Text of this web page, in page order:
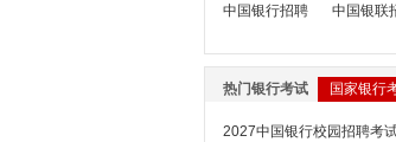
中国银行招聘 中国银联
热门银行考试 国家银行
2027中国银行校园招聘考